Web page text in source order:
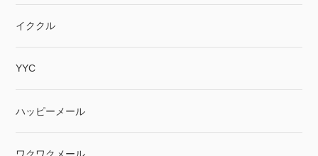
イククル
YYC
ハッピーメール
ワクワクメール